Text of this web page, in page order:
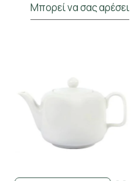
Μπορεί να σας αρέσει